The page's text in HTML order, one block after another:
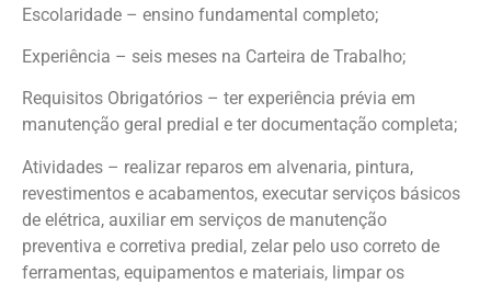
Escolaridade – ensino fundamental completo;
Experiência – seis meses na Carteira de Trabalho;
Requisitos Obrigatórios – ter experiência prévia em
manutenção geral predial e ter documentação completa;
Atividades – realizar reparos em alvenaria, pintura,
revestimentos e acabamentos, executar serviços básicos
de elétrica, auxiliar em serviços de manutenção
preventiva e corretiva predial, zelar pelo uso correto de
ferramentas, equipamentos e materiais, limpar os